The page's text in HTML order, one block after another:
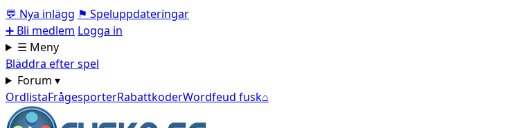
💬 Nya inlägg ⚑ Speluppdateringar
➕ Bli medlem Logga in
☰ Meny
Bläddra efter spel
Forum ▾
OrdlistaFrågesporterRabattkoderWordfeud fusk⌂